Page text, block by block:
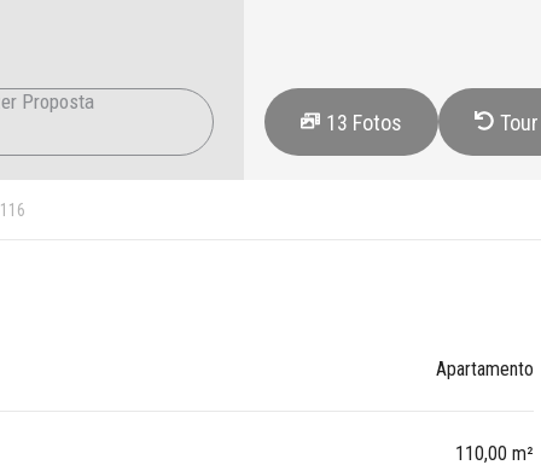
Proposta
13 Fotos
116
Apartamento
110,00 m²